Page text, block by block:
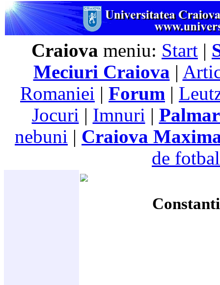
Craiova meniu: Start |
Meciuri Craiova |
Romaniei | Forum |
Jocuri | Imnuri |
nebuni | Craiova
de